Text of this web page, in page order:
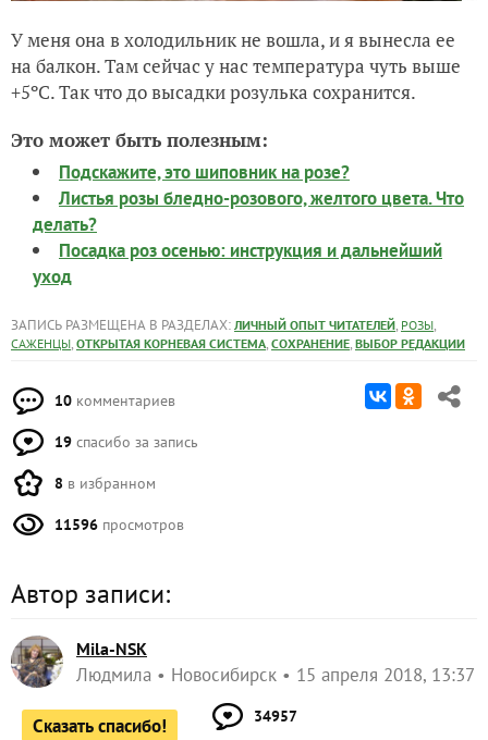
У меня она в холодильник не вошла, и я вынесла ее
на балкон. Там сейчас у нас температура чуть выше
+5ºC. Так что до высадки розулька сохранится.
Это может быть полезным:
Подскажите, это шиповник на розе?
Листья розы бледно-розового, желтого цвета. Что
делать?
Посадка роз осенью: инструкция и дальнейший
уход
ЗАПИСЬ РАЗМЕЩЕНА В РАЗДЕЛАХ: ЛИЧНЫЙ ОПЫТ ЧИТАТЕЛЕЙ, РОЗЫ,
САЖЕНЦЫ, ОТКРЫТАЯ КОРНЕВАЯ СИСТЕМА, СОХРАНЕНИЕ, ВЫБОР РЕДАКЦИИ
10 комментариев
19 спасибо за запись
8 в избранном
11596 просмотров
Автор записи:
Mila-NSK
Людмила Новосибирск 15 апреля 2018, 13:37
Сказать спасибо! 34957